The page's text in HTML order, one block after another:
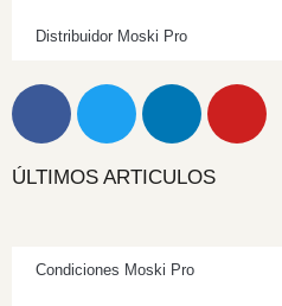
Distribuidor Moski Pro
ÚLTIMOS ARTICULOS
Condiciones Moski Pro